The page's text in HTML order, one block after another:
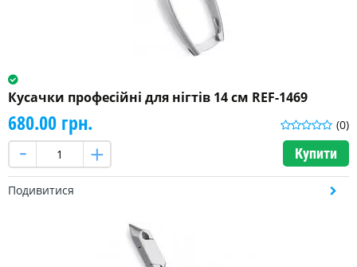
Кусачки професійні для нігтів 14 см REF-1469
(0)
680.00 грн.
Купити
Подивитися